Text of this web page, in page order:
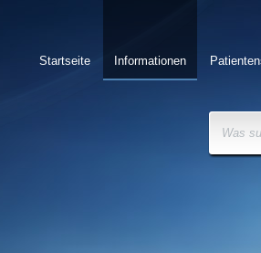
Informationen
Startseite
Was